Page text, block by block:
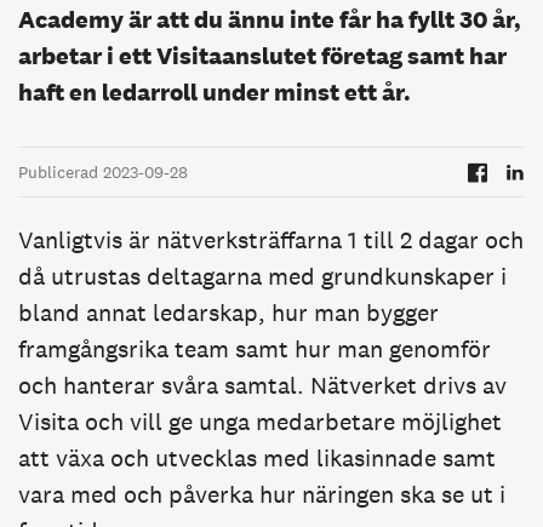
Academy är att du ännu inte får ha fyllt 30 år,
arbetar i ett Visitaanslutet företag samt har
haft en ledarroll under minst ett år.
Publicerad 2023-09-28
Vanligtvis är nätverksträffarna 1 till 2 dagar och
då utrustas deltagarna med grundkunskaper i
bland annat ledarskap, hur man bygger
framgångsrika team samt hur man genomför
och hanterar svåra samtal. Nätverket drivs av
Visita och vill ge unga medarbetare möjlighet
att växa och utvecklas med likasinnade samt
vara med och påverka hur näringen ska se ut i